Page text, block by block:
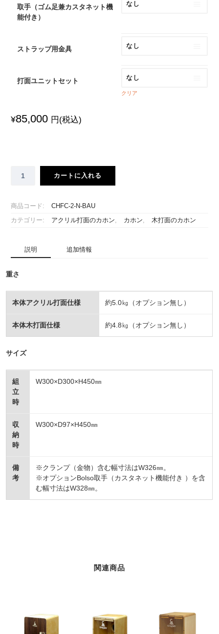
取手（ゴム足兼カスタネット機
能付き）
ストラップ用金具
打面ユニットセット
クリア
¥85,000 円(税込)
カートに入れる
商品コード: CHFC-2-N-BAU
カテゴリー: アクリル打面のカホン, カホン, 木打面のカホン
説明 追加情報
重さ
本体アクリル打面仕様 約5.0㎏（オプション無し）
本体木打面仕様 約4.8㎏（オプション無し）
サイズ
組
立
時
W300×D300×H450㎜
収
納
時
W300×D97×H450㎜
備
考
※クランプ（金物）含む幅寸法はW326㎜。
※オプションBolso取手（カスタネット機能付き ）を含
む幅寸法はW328㎜。
関連商品